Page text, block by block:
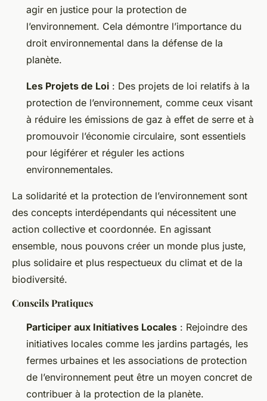
agir en justice pour la protection de
l’environnement. Cela démontre l’importance du
droit environnemental dans la défense de la
planète.
Les Projets de Loi : Des projets de loi relatifs à la
protection de l’environnement, comme ceux visant
à réduire les émissions de gaz à effet de serre et à
promouvoir l’économie circulaire, sont essentiels
pour légiférer et réguler les actions
environnementales.
La solidarité et la protection de l’environnement sont
des concepts interdépendants qui nécessitent une
action collective et coordonnée. En agissant
ensemble, nous pouvons créer un monde plus juste,
plus solidaire et plus respectueux du climat et de la
biodiversité.
Conseils Pratiques
Participer aux Initiatives Locales : Rejoindre des
initiatives locales comme les jardins partagés, les
fermes urbaines et les associations de protection
de l’environnement peut être un moyen concret de
contribuer à la protection de la planète.